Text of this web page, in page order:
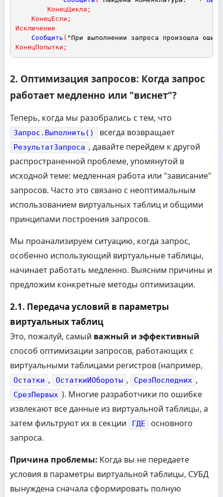
КонецЦикла ;
КонецЕсли ;
Исключение
Сообщить ( "При выполнении запроса произошла
КонецПопытки ;
2. Оптимизация запросов: Когда запрос
работает медленно или "виснет"?
Теперь, когда мы разобрались с тем, что
Запрос.Выполнить() всегда возвращает
РезультатЗапроса , давайте перейдем к другой
распространенной проблеме, упомянутой в
исходной теме: медленная работа или "зависание"
запросов. Часто это связано с неоптимальным
использованием виртуальных таблиц и общими
принципами построения запросов.
Мы проанализируем ситуацию, когда запрос,
особенно использующий виртуальные таблицы,
начинает работать медленно. Выясним причины и
предложим конкретные методы оптимизации.
2.1. Передача условий в параметры
виртуальных таблиц
Это, пожалуй, самый важный и эффективный
способ оптимизации запросов, работающих с
виртуальными таблицами регистров (например,
Остатки , ОстаткиИОбороты , СрезПоследних ,
СрезПервых ). Многие разработчики по ошибке
извлекают все данные из виртуальной таблицы, а
затем фильтруют их в секции
ГДЕ
основного
запроса.
Причина проблемы: Когда вы не передаете
условия в параметры виртуальной таблицы, СУБД
вынуждена сначала сформировать полную